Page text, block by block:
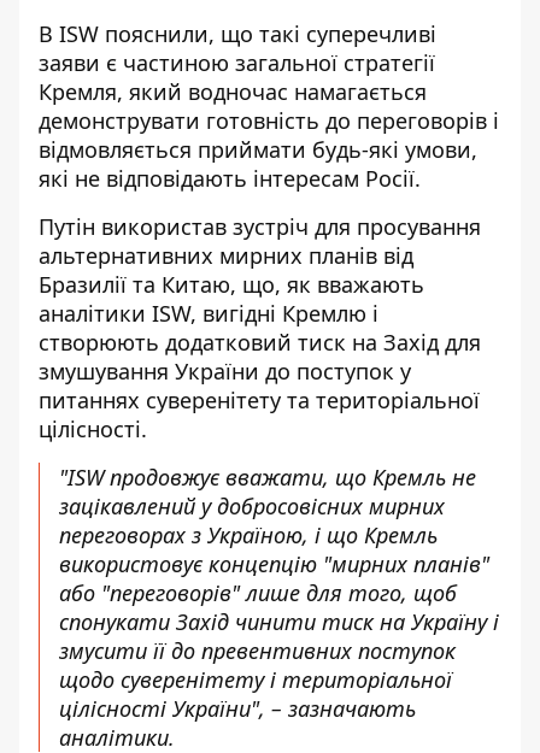
В ISW пояснили, що такі суперечливі
заяви є частиною загальної стратегії
Кремля, який водночас намагається
демонструвати готовність до переговорів і
відмовляється приймати будь-які умови,
які не відповідають інтересам Росії.
Путін використав зустріч для просування
альтернативних мирних планів від
Бразилії та Китаю, що, як вважають
аналітики ISW, вигідні Кремлю і
створюють додатковий тиск на Захід для
змушування України до поступок у
питаннях суверенітету та територіальної
цілісності.
"ISW продовжує вважати, що Кремль не
зацікавлений у добросовісних мирних
переговорах з Україною, і що Кремль
використовує концепцію "мирних планів"
або "переговорів" лише для того, щоб
спонукати Захід чинити тиск на Україну і
змусити її до превентивних поступок
щодо суверенітету і територіальної
цілісності України", – зазначають
аналітики.